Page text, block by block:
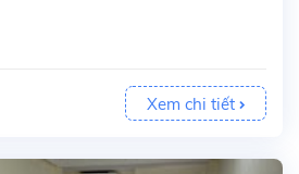
Xem chi tiết